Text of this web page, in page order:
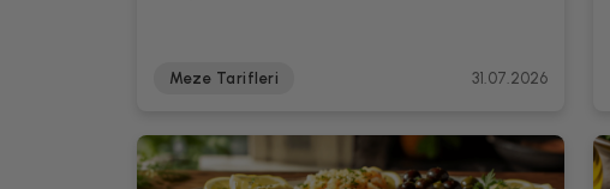
Meze Tarifleri 31.07.2026